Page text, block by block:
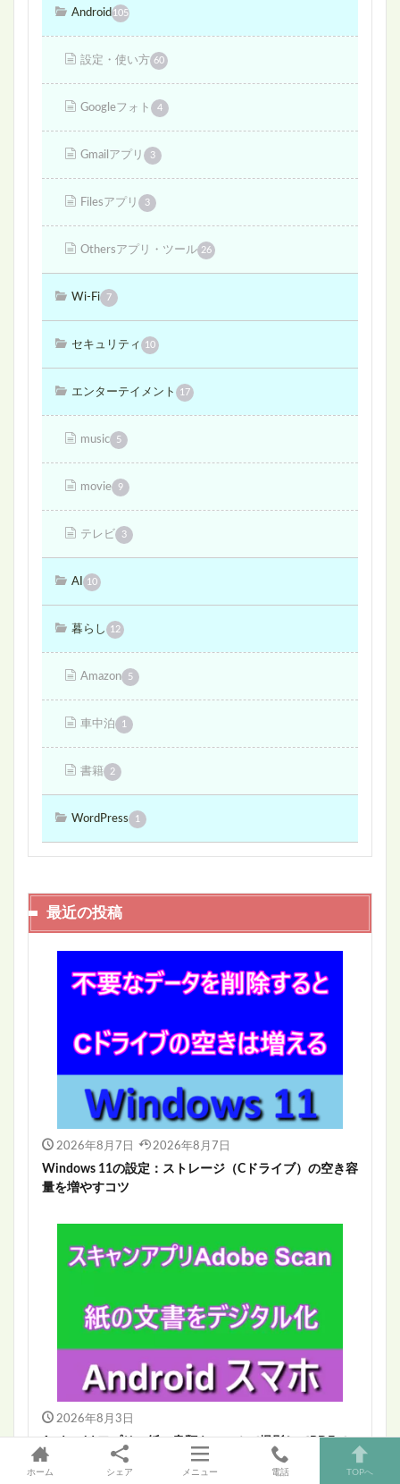
Android 105
設定・使い方 60
Googleフォト 4
Gmailアプリ 3
Filesアプリ 3
Othersアプリ・ツール 26
Wi-Fi 7
セキュリティ 10
エンターテイメント 17
music 5
movie 9
テレビ 3
AI 10
暮らし 12
Amazon 5
車中泊 1
書籍 2
WordPress 1
最近の投稿
2026年8月7日 2026年8月7日
Windows 11の設定：ストレージ（Cドライブ）の空き容
量を増やすコツ
2026年8月3日
Andoroid アプリ：紙の書類をスマホで撮影してPDFで
保存する方法
ホーム シェア メニュー 電話 TOPへ